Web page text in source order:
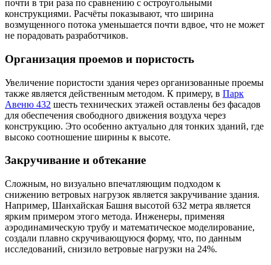
почти в три раза по сравнению с остроугольными
конструкциями. Расчёты показывают, что ширина
возмущенного потока уменьшается почти вдвое, что не может
не порадовать разработчиков.
Организация проемов и пористость
Увеличение пористости здания через организованные проемы
также является действенным методом. К примеру, в Парк
Авеню 432 шесть технических этажей оставлены без фасадов
для обеспечения свободного движения воздуха через
конструкцию. Это особенно актуально для тонких зданий, где
высоко соотношение ширины к высоте.
Закручивание и обтекание
Сложным, но визуально впечатляющим подходом к
снижению ветровых нагрузок является закручивание здания.
Например, Шанхайская Башня высотой 632 метра является
ярким примером этого метода. Инженеры, применяя
аэродинамическую трубу и математическое моделирование,
создали плавно скручивающуюся форму, что, по данным
исследований, снизило ветровые нагрузки на 24%.